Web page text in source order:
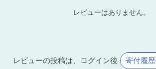
レビューはありません。
レビューの投稿は、ログイン後 寄付履歴